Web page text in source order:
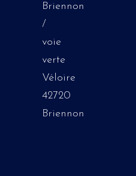
Briennon
/
voie
verte
Véloire
42720
Briennon